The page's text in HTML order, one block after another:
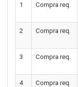
1 Compra req.
2 Compra req.
3 Compra req.
4 Compra req.